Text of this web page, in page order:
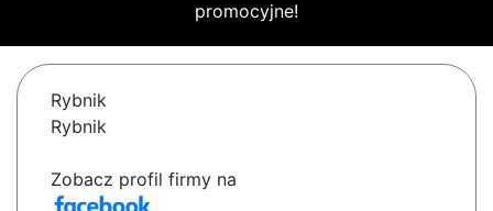
promocyjne!
Rybnik
Rybnik
Zobacz profil firmy na